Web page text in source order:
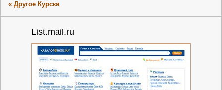
« Другое Курска
List.mail.ru